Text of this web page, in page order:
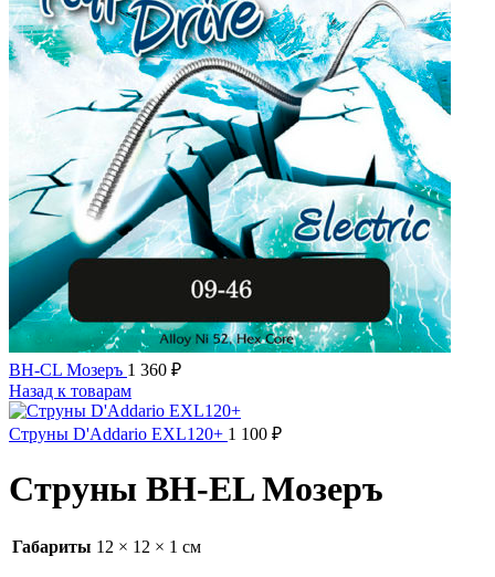
BH-CL Мозеръ 1 360 ₽
Назад к товарам
Струны D'Addario EXL120+ 1 100 ₽
Струны BH-EL Мозеръ
Габариты 12 × 12 × 1 см